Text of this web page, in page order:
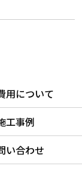
用について
工事例
い合わせ